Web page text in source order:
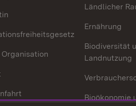
Ländlicher
Ernährung
Biodiversität
Landnutzung
Bioökonomie